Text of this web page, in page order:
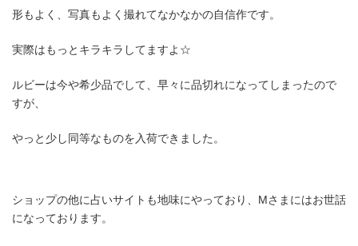
形もよく、写真もよく撮れてなかなかの自信作です。
実際はもっとキラキラしてますよ☆
ルビーは今や希少品でして、早々に品切れになってしまったので
すが、
やっと少し同等なものを入荷できました。
ショップの他に占いサイトも地味にやっており、Mさまにはお世話
になっております。